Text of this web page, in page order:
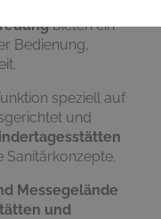
bieten ein
Bedienung,
speziell auf
und
Sanitärkonzepte.
Messegelände
und